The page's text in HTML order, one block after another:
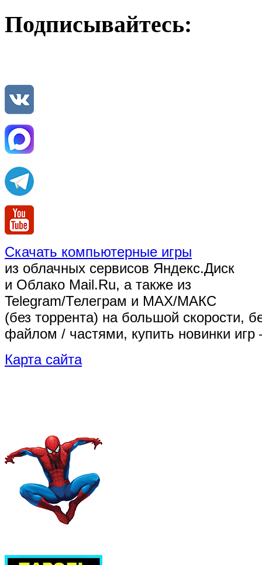
Подписывайтесь:
Скачать компьютерные игры
из облачных сервисов Яндекс.Диск
и Облако Mail.Ru, а также из
Telegram/Телеграм и MAX/МАКС
(без торрента) на большой скорости,
файлом / частями, купить новинки
Карта сайта